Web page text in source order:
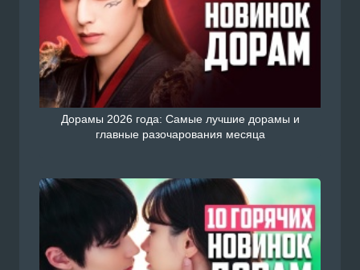
Дорамы 2026 года: Самые лучшие дорамы и
главные разочарования месяца